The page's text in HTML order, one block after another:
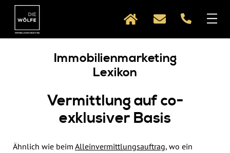
Direkt zum Inhalt
Immobilienmarketing
Lexikon
Vermittlung auf co-
exklusiver Basis
Ähnlich wie beim Alleinvermittlungsauftrag, wo ein